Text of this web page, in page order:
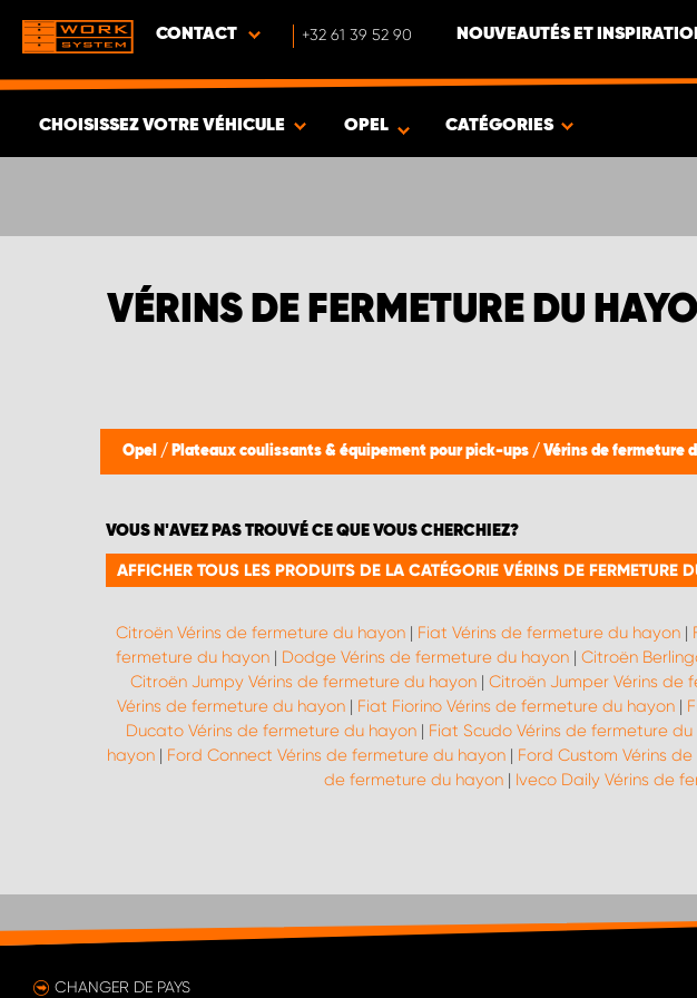
CONTACT +32 61 39 52 90 NOUVEAUTÉS ET
CHOISISSEZ VOTRE VÉHICULE OPEL CATÉGORIES
VÉRINS DE FERMETURE DU
Opel / Plateaux coulissants & équipement pour pick-ups / Vérins de fermeture
VOUS N'AVEZ PAS TROUVÉ CE QUE VOUS CHERCHIEZ?
AFFICHER TOUS LES PRODUITS DE LA CATÉGORIE VÉRINS DE FERMETURE
Citroën Vérins de fermeture du hayon | Fiat Vérins de fermeture du hayon |
fermeture du hayon| Dodge Vérins de fermeture du hayon| Citroën
Citroën Jumpy Vérins de fermeture du hayon| Citroën Jumper Vérins de
Vérins de fermeture du hayon| Fiat Fiorino Vérins de fermeture du hayon|
Ducato Vérins de fermeture du hayon | Fiat Scudo Vérins de fermeture
hayon | Ford Connect Vérins de fermeture du hayon | Ford Custom Vérins
de fermeture du hayon | Iveco Daily Vérins de
CHANGER DE PAYS